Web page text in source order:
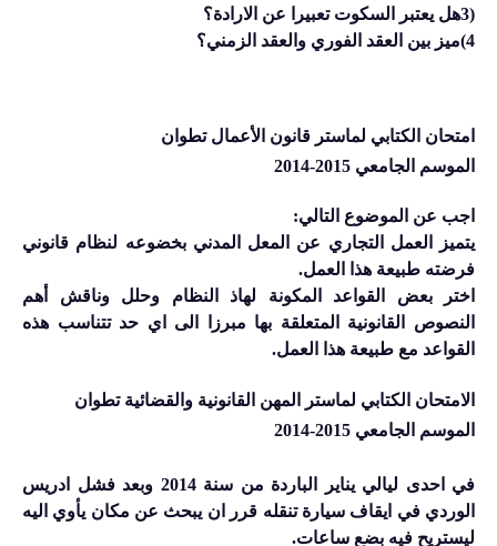
3)هل يعتبر السكوت تعبيرا عن الارادة؟
4)ميز بين العقد الفوري والعقد الزمني؟
امتحان الكتابي لماستر قانون الأعمال تطوان
الموسم الجامعي 2015-2014
اجب عن الموضوع التالي:
يتميز العمل التجاري عن المعل المدني بخضوعه لنظام قانوني
فرضته طبيعة هذا العمل.
اختر بعض القواعد المكونة لهاذ النظام وحلل وناقش أهم
النصوص القانونية المتعلقة بها مبرزا الى اي حد تتناسب هذه
القواعد مع طبيعة هذا العمل.
الامتحان الكتابي لماستر المهن القانونية والقضائية تطوان
الموسم الجامعي 2015-
2014
في احدى ليالي يناير الباردة من سنة 2014 وبعد فشل ادريس
الوردي في ايقاف سيارة تنقله قرر ان يبحث عن مكان يأوي اليه
ليستريح فيه بضع ساعات.